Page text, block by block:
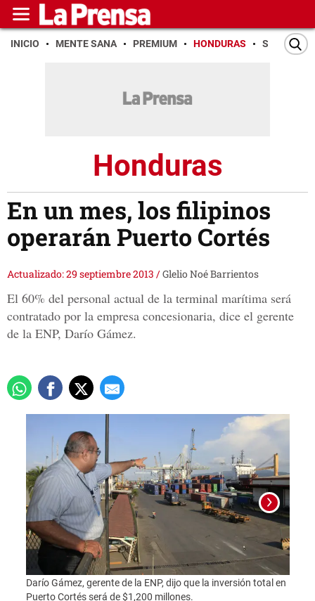
INICIO MENTE SANA PREMIUM HONDURAS SAN PEDRO
Honduras
En un mes, los filipinos
operarán Puerto Cortés
Actualizado: 29 septiembre 2013 /Glelio Noé Barrientos
El 60% del personal actual de la terminal marítima será
contratado por la empresa concesionaria, dice el gerente
de la ENP, Darío Gámez.
Darío Gámez, gerente de la ENP, dijo que la inversión total en
Puerto Cortés será de $1,200 millones.